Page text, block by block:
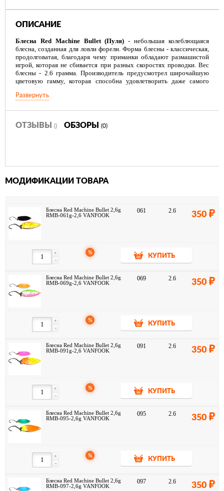
ОПИСАНИЕ
Блесна Red Machine Bullet (Пуля)- небольшая колеблющаяся
блесна, созданная для ловли форели. Форма блесны - классическая,
продолговатая, благодаря чему приманки обладают размашистой
игрой, которая не сбивается при разных скоростях проводки. Вес
блесны - 2.6 грамма. Производитель предусмотрел широчайшую
цветовую гамму, которая способна удовлетворить даже самого
острыми крючками производства фирмы Vanfook. Хорошее
удовольствие от рыбалки этими блеснами широкому кругу
рыболовов.
Развернуть
ОТЗЫВЫ () ОБЗОРЫ (0)
МОДИФИКАЦИИ ТОВАРА
Блесна Red Machine Bullet 2,6g
RMB-061g-2,6 VANFOOK
061 2.6 350
-
+ %
КУПИТЬ
Блесна Red Machine Bullet 2,6g
RMB-069g-2,6 VANFOOK
069 2.6 350
-
+ %
КУПИТЬ
Блесна Red Machine Bullet 2,6g
RMB-091g-2,6 VANFOOK
091 2.6 350
-
+ %
КУПИТЬ
Блесна Red Machine Bullet 2,6g
RMB-095-2,6g VANFOOK
095 2.6 350
-
+ %
КУПИТЬ
Блесна Red Machine Bullet 2,6g
RMB-097-2,6g VANFOOK
097 2.6 350